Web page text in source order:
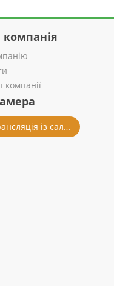
компанії
Трансляція із салону